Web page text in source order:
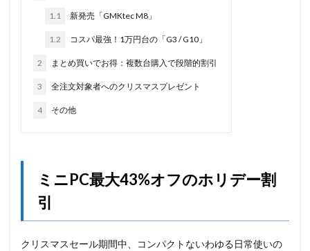
1.1 新発売「GMKtec M8」
1.2 コスパ最強！1万円台の「G3 / G10」
2 まとめ買いでお得：複数台購入で段階的割引
3 全注文対象者へのクリスマスプレゼント
4 その他
ミニPC最大43%オフのホリデー割
引
クリスマスセール期間中、コンパクトないわゆる日常使いの